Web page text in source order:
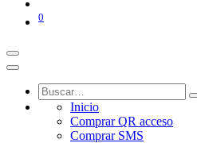
0
Inicio
Comprar QR acceso
Comprar SMS